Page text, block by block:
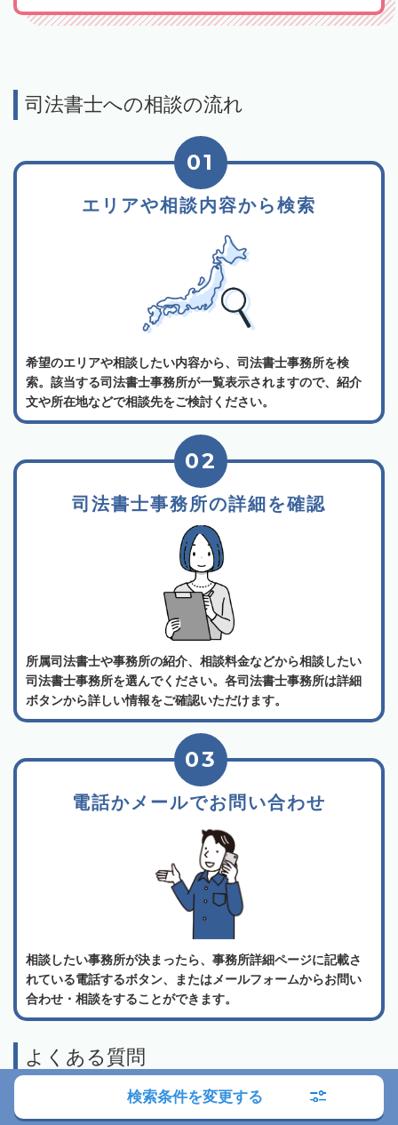
司法書士への相談の流れ
エリアや相談内容から検索
01
希望のエリアや相談したい内容から、司法書士事務所を検
索。該当する司法書士事務所が一覧表示されますので、紹介
文や所在地などで相談先をご検討ください。
司法書士事務所の詳細を確認
02
所属司法書士や事務所の紹介、相談料金などから相談したい
司法書士事務所を選んでください。各司法書士事務所は詳細
ボタンから詳しい情報をご確認いただけます。
電話かメールでお問い合わせ
03
相談したい事務所が決まったら、事務所詳細ページに記載さ
れている電話するボタン、またはメールフォームからお問い
合わせ・相談をすることができます。
よくある質問
相続会議の利用は無料でしょうか？
検索条件を変更する